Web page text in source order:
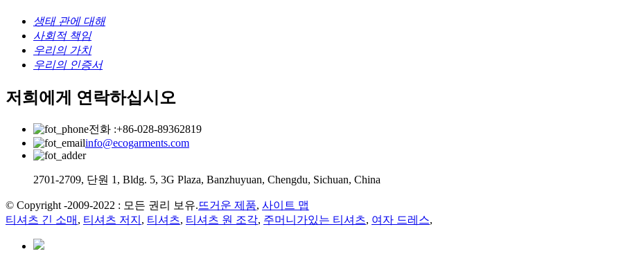
생태 관에 대해
사회적 책임
우리의 가치
우리의 인증서
저희에게 연락하십시오
전화 :+86-028-89362819
info@ecogarments.com
2701-2709, 단원 1, Bldg. 5, 3G Plaza, Banzhuyuan, Chengdu, Sichuan, China
© Copyright -2009-2022 : 모든 권리 보유.뜨거운 제품, 사이트 맵
티셔츠 긴 소매 , 티셔츠 저지 , 티셔츠, 티셔츠 원 조각, 주머니가있는 티셔츠, 여자 드레스,